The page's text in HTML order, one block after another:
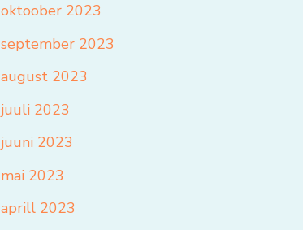
oktoober 2023
september 2023
august 2023
juuli 2023
juuni 2023
mai 2023
aprill 2023